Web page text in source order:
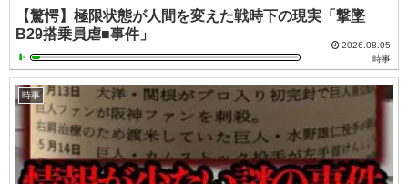
【驚愕】極限状態が人間を変えた戦時下の現実「撃墜
B29搭乗員虐■事件」
2026.08.05
時事
時事